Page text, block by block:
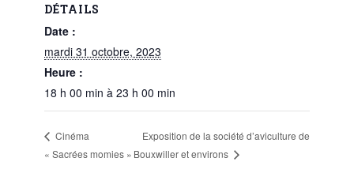
DÉTAILS
Date :
mardi 31 octobre, 2023
Heure :
18 h 00 min à 23 h 00 min
Cinéma
« Sacrées momies »
Exposition de la société d’aviculture de
Bouxwiller et environs